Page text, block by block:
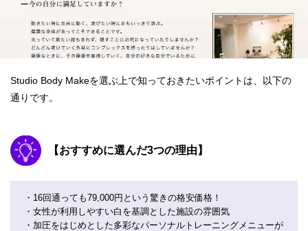
Studio Body Makeを選ぶ上で知っておきたいポイントは、以下の
通りです。
【おすすめに選んだ3つの理由】
・16回通っても79,000円という驚きの格安価格！
・女性が利用しやすい白を基調とした施設の雰囲気
・加圧をはじめとした多彩なパーソナルトレーニングメニューが